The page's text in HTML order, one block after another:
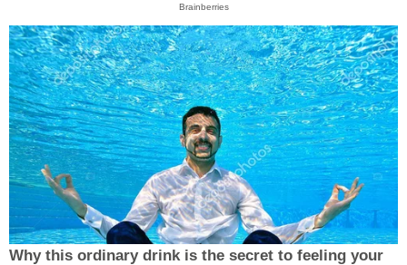
Brainberries
Why this ordinary drink is the secret to feeling your